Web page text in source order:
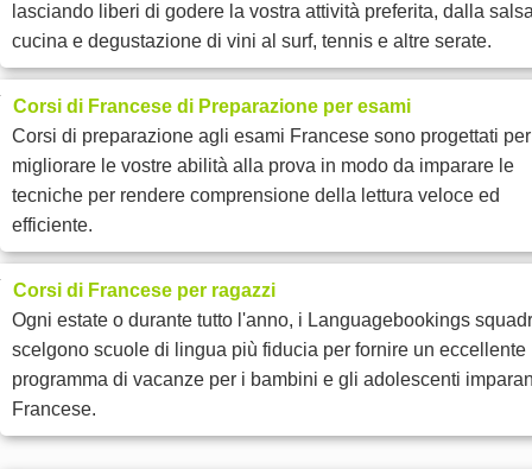
lasciando liberi di godere la vostra attività preferita, dalla
cucina e degustazione di vini al surf, tennis e altre serate.
Corsi di Francese di Preparazione per esami
Corsi di preparazione agli esami Francese sono progettati per
migliorare le vostre abilità alla prova in modo da imparare le
tecniche per rendere comprensione della lettura veloce ed
efficiente.
Corsi di Francese per ragazzi
Ogni estate o durante tutto l'anno, i Languagebookings
scelgono scuole di lingua più fiducia per fornire un eccellente
programma di vacanze per i bambini e gli adolescenti
Francese.